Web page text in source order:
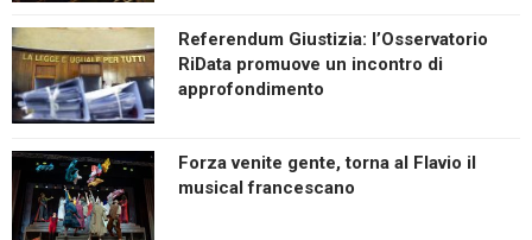
Referendum Giustizia: l’Osservatorio
RiData promuove un incontro di
approfondimento
Forza venite gente, torna al Flavio il
musical francescano